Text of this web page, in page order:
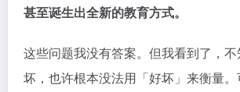
甚至诞生出全新的教育方式。
这些问题我没有答案。但我看到了，
坏，也许根本没法用「好坏」来衡量